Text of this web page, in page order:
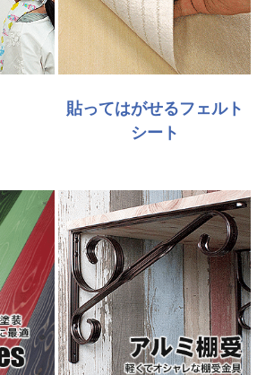
貼ってはがせるフェルト
シート